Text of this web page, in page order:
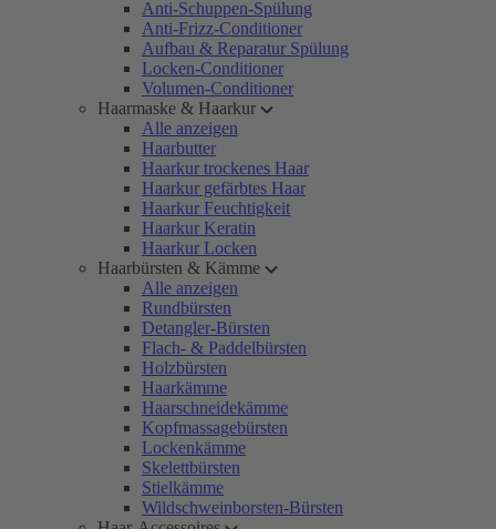
Anti-Schuppen-Spülung
Anti-Frizz-Conditioner
Aufbau & Reparatur Spülung
Locken-Conditioner
Volumen-Conditioner
Haarmaske & Haarkur
Alle anzeigen
Haarbutter
Haarkur trockenes Haar
Haarkur gefärbtes Haar
Haarkur Feuchtigkeit
Haarkur Keratin
Haarkur Locken
Haarbürsten & Kämme
Alle anzeigen
Rundbürsten
Detangler-Bürsten
Flach- & Paddelbürsten
Holzbürsten
Haarkämme
Haarschneidekämme
Kopfmassagebürsten
Lockenkämme
Skelettbürsten
Stielkämme
Wildschweinborsten-Bürsten